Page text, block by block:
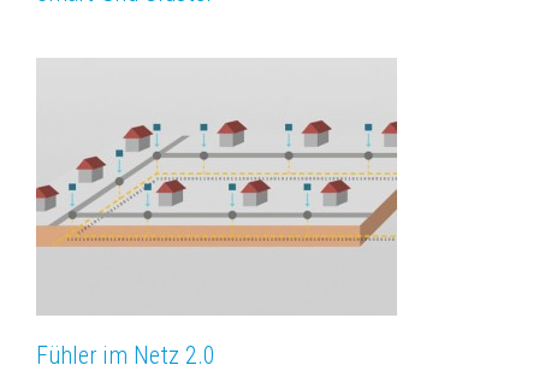
Fühler im Netz 2.0